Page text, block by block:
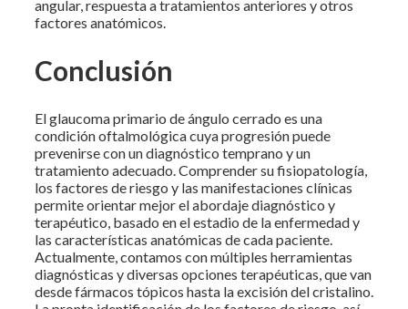
angular, respuesta a tratamientos anteriores y otros
factores anatómicos.
Conclusión
El glaucoma primario de ángulo cerrado es una
condición oftalmológica cuya progresión puede
prevenirse con un diagnóstico temprano y un
tratamiento adecuado. Comprender su fisiopatología,
los factores de riesgo y las manifestaciones clínicas
permite orientar mejor el abordaje diagnóstico y
terapéutico, basado en el estadio de la enfermedad y
las características anatómicas de cada paciente.
Actualmente, contamos con múltiples herramientas
diagnósticas y diversas opciones terapéuticas, que van
desde fármacos tópicos hasta la excisión del cristalino.